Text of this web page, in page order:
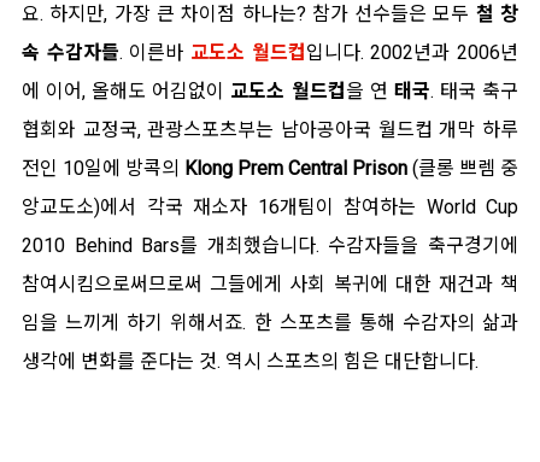
요. 하지만, 가장 큰 차이점 하나는? 참가 선수들은 모두 철 창
속 수감자들. 이른바 교도소 월드컵입니다. 2002년과 2006년
에 이어, 올해도 어김없이 교도소 월드컵을 연 태국. 태국 축구
협회와 교정국, 관광스포츠부는 남아공아국 월드컵 개막 하루
전인 10일에 방콕의 Klong Prem Central Prison (클롱 쁘렘 중
앙교도소)에서 각국 재소자 16개팀이 참여하는 World Cup
2010 Behind Bars를 개최했습니다. 수감자들을 축구경기에
참여시킴으로써므로써 그들에게 사회 복귀에 대한 재건과 책
임을 느끼게 하기 위해서죠. 한 스포츠를 통해 수감자의 삶과
생각에 변화를 준다는 것. 역시 스포츠의 힘은 대단합니다.